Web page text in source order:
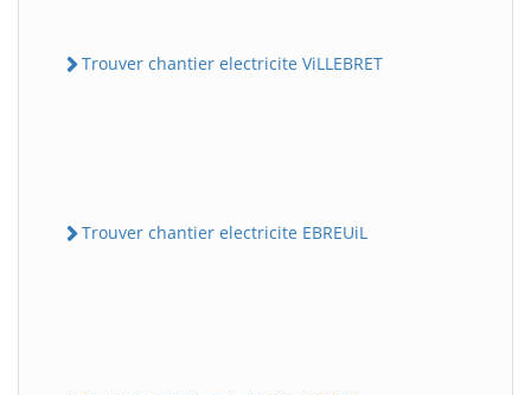
Trouver chantier electricite ViLLEBRET
Trouver chantier electricite EBREUiL